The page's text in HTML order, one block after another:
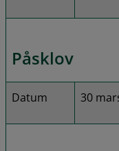
Påsklov
Datum 30